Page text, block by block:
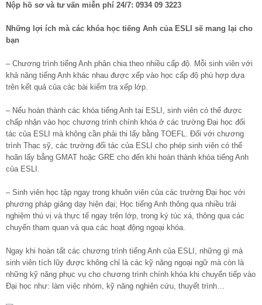
Nộp hồ sơ và tư vấn miễn phí 24/7: 0934 09 3223
Những lợi ích mà các khóa học tiếng Anh của ESLI sẽ mang lại cho
bạn
– Chương trình tiếng Anh phân chia theo nhiều cấp độ. Mỗi sinh viên với
khả năng tiếng Anh khác nhau được xếp vào học cấp độ phù hợp dựa
trên kết quả của các bài kiểm tra xếp lớp.
– Nếu hoàn thành các khóa tiếng Anh tại ESLI, sinh viên có thể được
chấp nhận vào học chương trình chính khóa ở các trường Đại học đối
tác của ESLI mà không cần phải thi lấy bằng TOEFL. Đối với chương
trình Thạc sỹ, các trường đối tác của ESLI cho phép sinh viên có thể
hoãn lấy bẳng GMAT hoặc GRE cho đến khi hoàn thành khóa tiếng Anh
của ESLI.
– Sinh viên học tập ngay trong khuôn viên của các trường Đại học với
phương pháp giảng dạy hiện đại; Học tiếng Anh thông qua nhiều trải
nghiệm thú vị và thực tế ngay trên lớp, trong ký túc xá, thông qua các
chuyến tham quan và qua các hoạt động ngoại khóa.
Ngay khi hoàn tất các chương trình tiếng Anh của ESLI, những gì mà
sinh viên tích lũy được không chỉ là các kỹ năng ngoại ngữ mà còn là
những kỹ năng phục vụ cho chương trình chính khóa khi chuyển tiếp vào
Đại học như: làm việc nhóm, kỹ năng nghiên cứu, thuyết trình…